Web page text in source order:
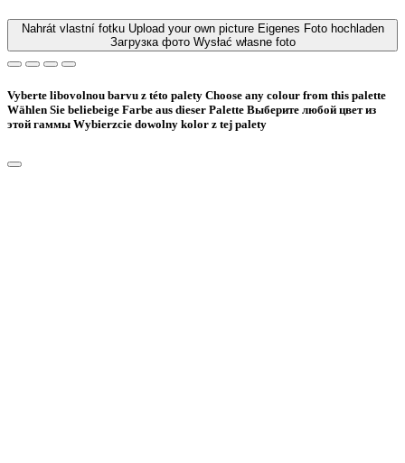
Nahrát vlastní fotku Upload your own picture Eigenes Foto hochladen
Загрузка фото Wysłać własne foto
Vyberte libovolnou barvu z této palety Choose any colour from this palette
Wählen Sie beliebeige Farbe aus dieser Palette Bыберите любой цвет из
этой гаммы Wybierzcie dowolny kolor z tej palety